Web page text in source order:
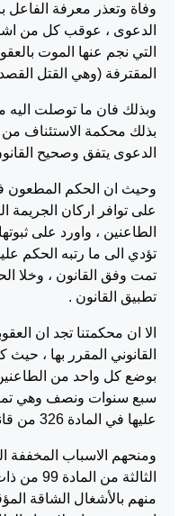
وفاة وتعذر معرفة الفاعل
الدعوى ، عوقب كل من
التي نجم عنها الموت
المقترفة (وهي القتل
وبذلك فان ما توصلت اليه
بذلك محكمة الاستئناف من
الدعوى يتفق وصحيح
وحيث ان الحكم المطعون
على توافر اركان الجريمة
الطاعنين ، واورد على
تؤدي الى ما رتبه الحكم
تمت وفق القانون ، وخلا
تطبيق القانون .
الا ان محكمتنا تجد ان
القانوني المقرر بها ،
بوضع كل واحد من
سبع سنوات ونصف وهي
عليها في المادة 326 من قانون العقوبات .
ومنحهم الاسباب المخففة
الثالثة
منهم بالأشغال الشاقة